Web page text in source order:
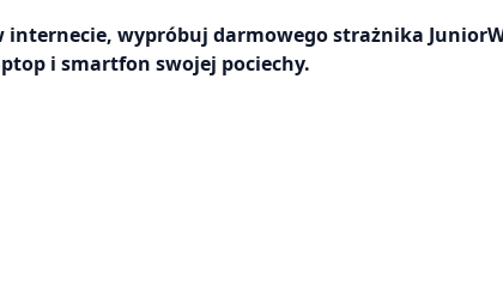
internecie, wypróbuj darmowego strażnika
i smartfon swojej pociechy.